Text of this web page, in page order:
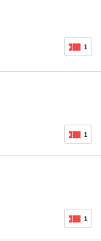
1
1
1